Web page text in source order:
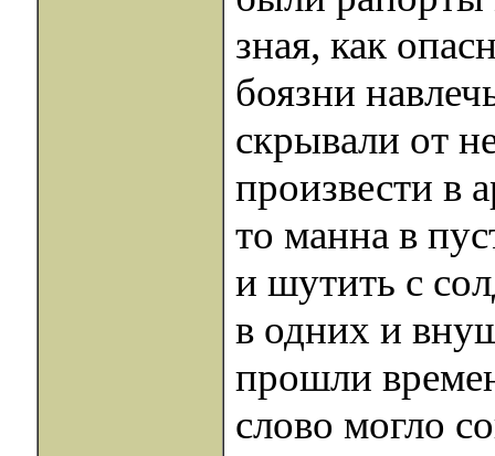
зная, как
боязни
скрывали от
произвести в
то манна в
и шутить с
в одних и
прошли
слово могло